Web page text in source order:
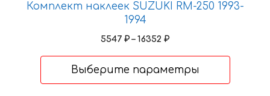
Комплект наклеек SUZUKI RM-250 1993-
1994
5547 ₽ – 16352 ₽Диапазон
–
Выберите параметры